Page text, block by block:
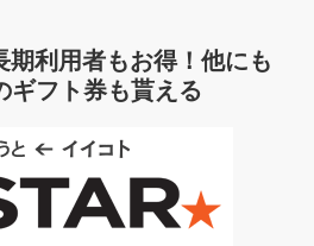
期利用者もお得！他にも
ギフト券も貰える